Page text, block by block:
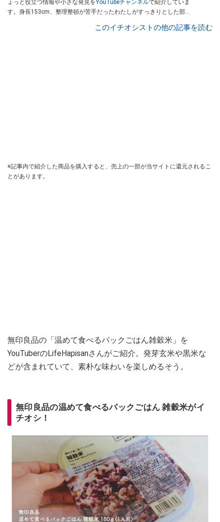
ょっと役立つ情報や小さな発見をYouTubeチャンネルで紹介していま
す。身長153cm、整理整頓が苦手だったわたしがすっきりとした部屋
このイチオシストの他の記事を読む
※記事内で紹介した商品を購入すると、売上の一部が当サイトに還元されるこ
とがあります。
無印良品の「温めて食べるパックごはん雑穀米」を
YouTuberのLifeHapisanさんがご紹介。発芽玄米や黒米な
どが含まれていて、素朴な味わいを楽しめるそう。
無印良品の温めて食べるパックごはん 雑穀米がイ
チオシ！